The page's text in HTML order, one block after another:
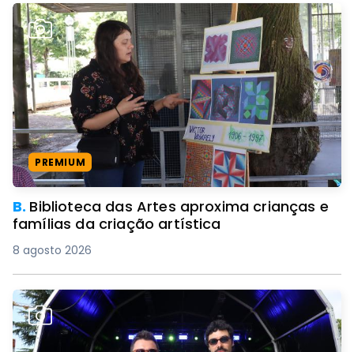
PREMIUM
B. Biblioteca das Artes aproxima crianças e
famílias da criação artística
8 agosto 2026